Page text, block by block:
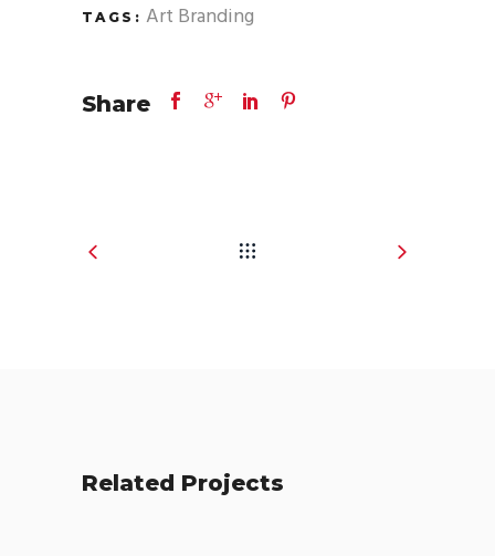
TAGS: Art Branding
Share
Related Projects